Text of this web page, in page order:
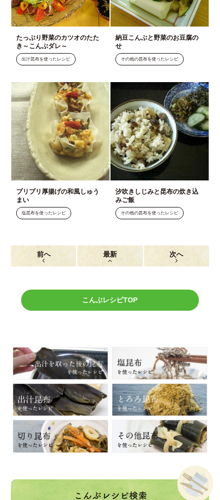
たっぷり野菜のカツオのたた
き～こんぶダレ～
出汁昆布を使ったレシピ
納豆こんぶと野菜のお豆腐の
せ
その他の昆布を使ったレシピ
プリプリ厚揚げの和風しゅう
まい
塩昆布を使ったレシピ
汐吹きしじみと昆布の炊き込
みご飯
その他の昆布を使ったレシピ
最新
前へ 次へ
こんぶレシピTOP